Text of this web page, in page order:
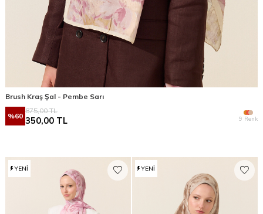
Brush Kraş Şal - Pembe Sarı
%60
875,00TL
350,00 TL 9 Renk
YENI YENI